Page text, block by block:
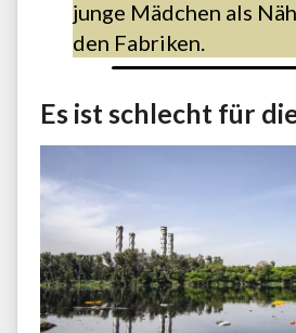
junge Mädchen als
den Fabriken.
Es ist schlecht für